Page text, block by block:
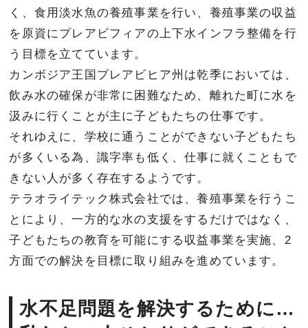
く、食用淡水魚の養殖事業を行い、養殖事業の収益
を原資にプレアビフィアの上下水インフラ整備を行
う目標を立てています。
カンボジア王国プレアビヒア州は乾季においては、
飲み水の確保が非常に困難なため、離れた町に水を
汲みに行くことが主に子どもたちの仕事です。
それゆえに、学校に通うことができない子どもたち
が多くいる為、識字率も低く、仕事に就くこともで
きない人が多く存在するようです。
テラオライテック株式会社では、養殖事業を行うこ
とにより、一方的な水の支援をするだけではなく、
子どもたちの教育を可能にする収益事業を実施、2
方面での解決を目標に取り組みを進めています。
水不足問題を解決するために…